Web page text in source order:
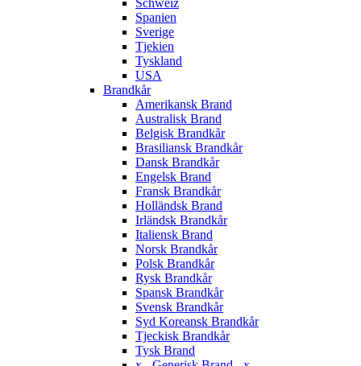
Spanien
Sverige
Tjekien
Tyskland
USA
Brandkår
Amerikansk Brand
Australisk Brand
Belgisk Brandkår
Brasiliansk Brandkår
Dansk Brandkår
Engelsk Brand
Fransk Brandkår
Holländsk Brand
Irländsk Brandkår
Italiensk Brand
Norsk Brandkår
Polsk Brandkår
Rysk Brandkår
Spansk Brandkår
Svensk Brandkår
Syd Koreansk Brandkår
Tjeckisk Brandkår
Tysk Brand